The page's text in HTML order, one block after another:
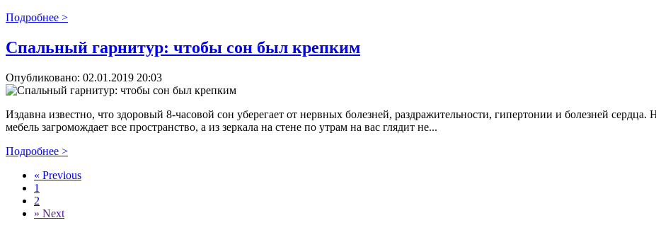
Подробнее >
Спальный гарнитур: чтобы сон был крепким
Опубликовано: 02.01.2019 20:03
Издавна известно, что здоровый 8-часовой сон уберегает от нервных болезней, раздражительности, гипертонии и болезней сердца.
мебель загромождает все пространство, а из зеркала на стене по утрам на вас глядит не...
Подробнее >
« Previous
1
2
» Next